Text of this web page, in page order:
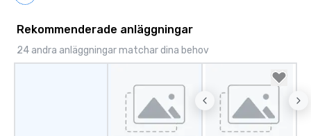
Rekommenderade anläggningar
24 andra anläggningar matchar dina behov